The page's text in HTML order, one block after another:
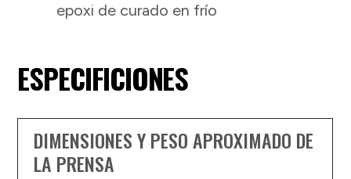
epoxi de curado en frío
ESPECIFICIONES
DIMENSIONES Y PESO APROXIMADO DE
LA PRENSA